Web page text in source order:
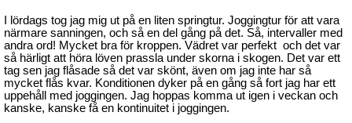
I lördags tog jag mig ut på en liten springtur. Joggingtur för att vara
närmare sanningen, och så en del gång på det. Så, intervaller med
andra ord! Mycket bra för kroppen. Vädret var perfekt och det var
så härligt att höra löven prassla under skorna i skogen. Det var ett
tag sen jag flåsade så det var skönt, även om jag inte har så
mycket flås kvar. Konditionen dyker på en gång så fort jag har ett
uppehåll med joggingen. Jag hoppas komma ut igen i veckan och
kanske, kanske få en kontinuitet i joggingen.